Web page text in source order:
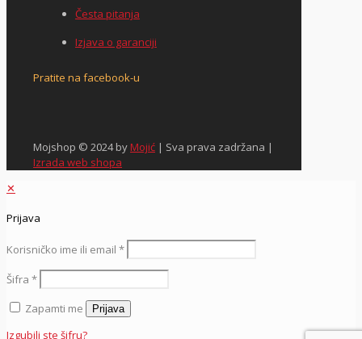
Česta pitanja
Izjava o garanciji
Pratite na facebook-u
Mojshop © 2024 byMojić | Sva prava zadržana |
Izrada web shopa
✕
Prijava
Korisničko ime ili email *
Šifra *
Zapamti me
Prijava
Izgubili ste šifru?